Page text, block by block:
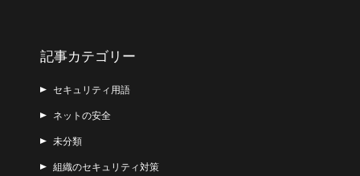
記事カテゴリー
セキュリティ用語
ネットの安全
未分類
組織のセキュリティ対策